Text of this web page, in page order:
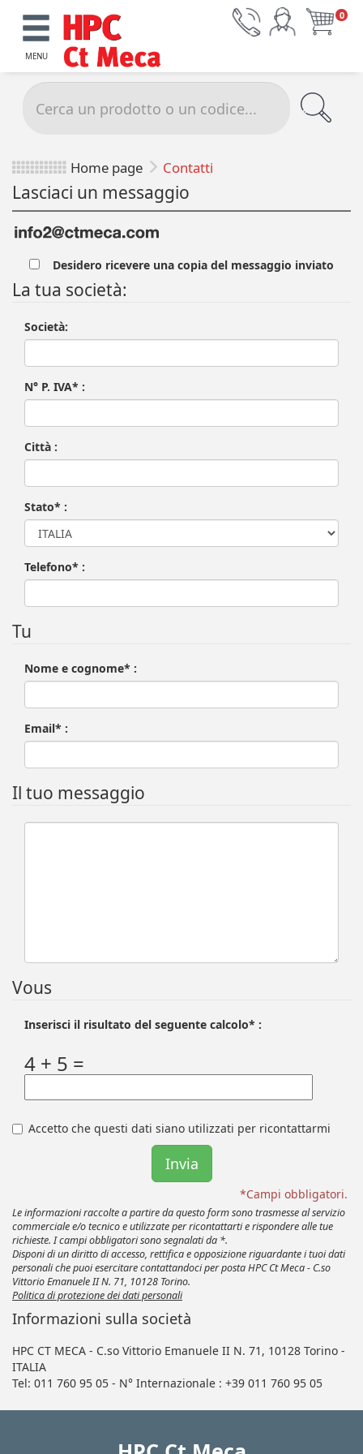
MENU
0
Home page Contatti
Lasciaci un messaggio
Desidero ricevere una copia del messaggio inviato
La tua società:
Società:
N° P. IVA* :
Città :
Stato* :
Telefono* :
Tu
Nome e cognome* :
Email* :
Il tuo messaggio
Vous
Inserisci il risultato del seguente calcolo* :
4 + 5 =
Accetto che questi dati siano utilizzati per ricontattarmi
*Campi obbligatori.
Le informazioni raccolte a partire da questo form sono trasmesse al servizio
commerciale e/o tecnico e utilizzate per ricontattarti e rispondere alle tue
richieste. I campi obbligatori sono segnalati da *.
Disponi di un diritto di accesso, rettifica e opposizione riguardante i tuoi dati
personali che puoi esercitare contattandoci per posta HPC Ct Meca - C.so
Vittorio Emanuele II N. 71, 10128 Torino.
Politica di protezione dei dati personali
Informazioni sulla società
HPC CT MECA - C.so Vittorio Emanuele II N. 71, 10128 Torino -
ITALIA
Tel: 011 760 95 05 - N° Internazionale : +39 011 760 95 05